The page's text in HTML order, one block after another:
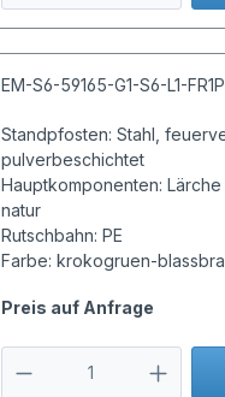
EM-S6-59165-G1-S6-L1-
Standpfosten: Stahl,
pulverbeschichtet
Hauptkomponenten: Lärche
natur
Rutschbahn: PE
Farbe: krokogruen-
Preis auf Anfrage